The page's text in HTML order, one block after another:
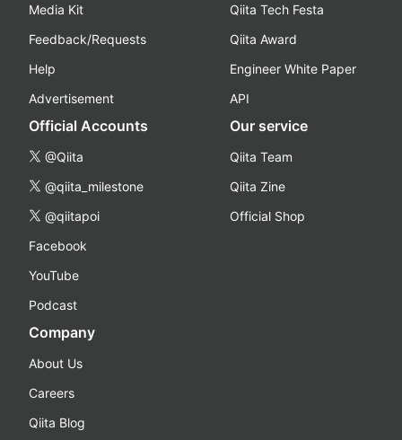
Media Kit
Feedback/Requests
Help
Advertisement
Qiita Tech Festa
Qiita Award
Engineer White Paper
API
Official Accounts
@Qiita
@qiita_milestone
@qiitapoi
Facebook
YouTube
Podcast
Our service
Qiita Team
Qiita Zine
Official Shop
Company
About Us
Careers
Qiita Blog